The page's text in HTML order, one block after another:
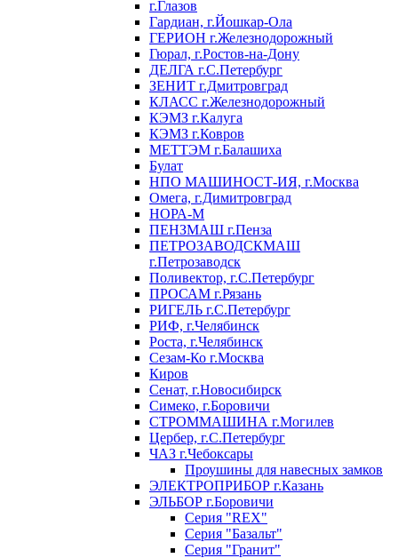
г.Глазов
Гардиан, г.Йошкар-Ола
ГЕРИОН г.Железнодорожный
Гюрал, г.Ростов-на-Дону
ДЕЛГА г.С.Петербург
ЗЕНИТ г.Дмитровград
КЛАСС г.Железнодорожный
КЭМЗ г.Калуга
КЭМЗ г.Ковров
МЕТТЭМ г.Балашиха
Булат
НПО МАШИНОСТ-ИЯ, г.Москва
Омега, г.Димитровград
НОРА-М
ПЕНЗМАШ г.Пенза
ПЕТРОЗАВОДСКМАШ
г.Петрозаводск
Поливектор, г.С.Петербург
ПРОСАМ г.Рязань
РИГЕЛЬ г.С.Петербург
РИФ, г.Челябинск
Роста, г.Челябинск
Сезам-Ко г.Москва
Киров
Сенат, г.Новосибирск
Симеко, г.Боровичи
СТРОММАШИНА г.Могилев
Цербер, г.С.Петербург
ЧАЗ г.Чебоксары
Проушины для навесных замков
ЭЛЕКТРОПРИБОР г.Казань
ЭЛЬБОР г.Боровичи
Серия "REX"
Серия "Базальт"
Серия "Гранит"